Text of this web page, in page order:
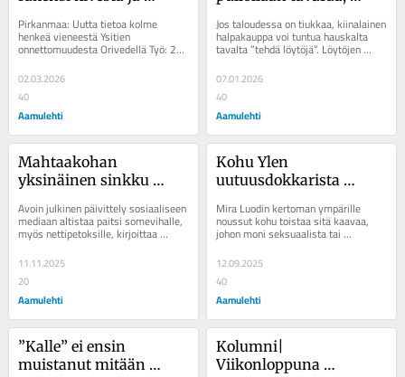
muistomerkin, jota
saadaan katsella vielä
Pirkanmaa: Uutta tietoa kolme
henkeä vieneestä Ysitien
onnettomuudesta Orivedellä Työ: 23-
vuotias Inka Heiskanen kertoo työn­
hausta Tampereen...
02.03.2026
40
Aamulehti
odotusarvo on
parhaimmillaankin
Jos taloudessa on tiukkaa, kiinalainen
halpakauppa voi tuntua hauskalta
tavalta ”tehdä löytöjä”. Löytöjen
kanssa vain on niin, että jos...
07.01.2026
40
Aamulehti
Mahtaakohan
yksinäinen sinkku
jakaa
Avoin julkinen päivittely sosiaaliseen
mediaan altistaa paitsi somevihalle,
myös nettipetoksille, kirjoittaa
toimittaja Jenna Keto-Tokoi. ...
11.11.2025
20
Aamulehti
Kohu Ylen
uutuusdokkarista
asemaan epäkohdista
kertova monesti joutuu
Mira Luodin kertoman ympärille
noussut kohu toistaa sitä kaavaa,
johon moni seksuaalista tai
muunlaista häirintää kokenut nainen
joutuu. ...
12.09.2025
40
Aamulehti
”Kalle” ei ensin
muistanut mitään
Kolumni|
Viikonloppuna